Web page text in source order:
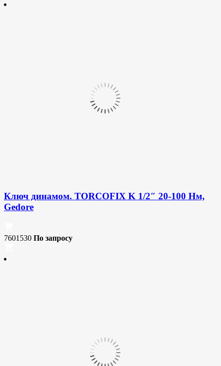
Ключ динамом. TORCOFIX K 1/2″ 20-100 Нм,
Gedore
7601530 По запросу